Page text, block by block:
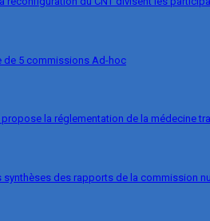
de 5 commissions Ad-hoc
la réglementation de la médecine
des rapports de la commission